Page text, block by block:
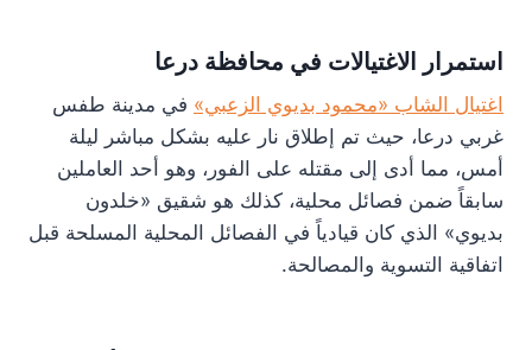
استمرار الاغتيالات في محافظة درعا
اغتيال الشاب «محمود بديوي الزعبي» في مدينة طفس
غربي درعا، حيث تم إطلاق نار عليه بشكل مباشر ليلة
أمس، مما أدى إلى مقتله على الفور، وهو أحد العاملين
سابقاً ضمن فصائل محلية، كذلك هو شقيق «خلدون
بديوي» الذي كان قيادياً في الفصائل المحلية المسلحة قبل
اتفاقية التسوية والمصالحة.